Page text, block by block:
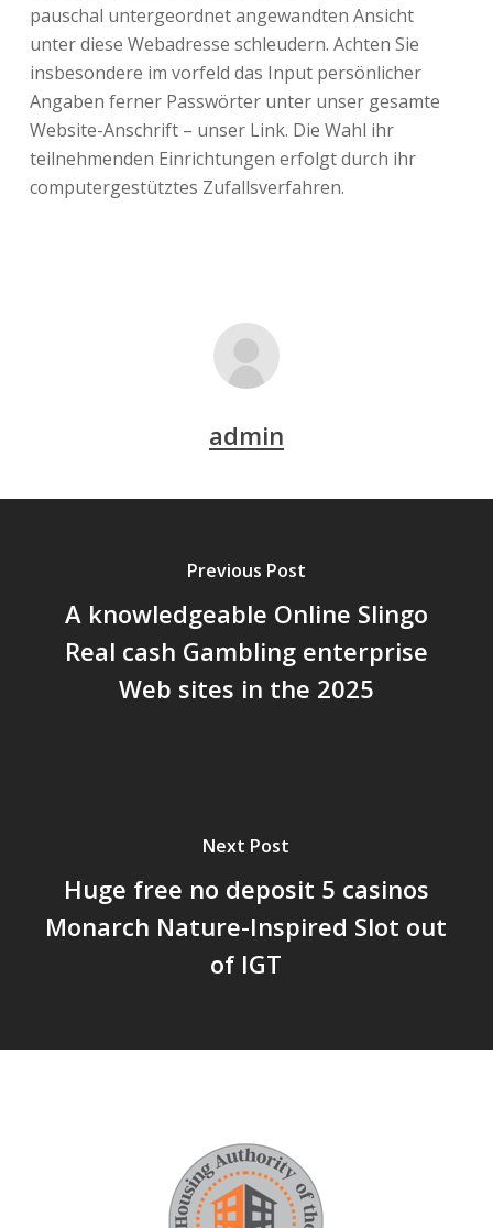
pauschal untergeordnet angewandten Ansicht
unter diese Webadresse schleudern. Achten Sie
insbesondere im vorfeld das Input persönlicher
Angaben ferner Passwörter unter unser gesamte
Website-Anschrift – unser Link. Die Wahl ihr
teilnehmenden Einrichtungen erfolgt durch ihr
computergestütztes Zufallsverfahren.
admin
Previous Post
A knowledgeable Online Slingo
Real cash Gambling enterprise
Web sites in the 2025
Next Post
Huge free no deposit 5 casinos
Monarch Nature-Inspired Slot out
of IGT